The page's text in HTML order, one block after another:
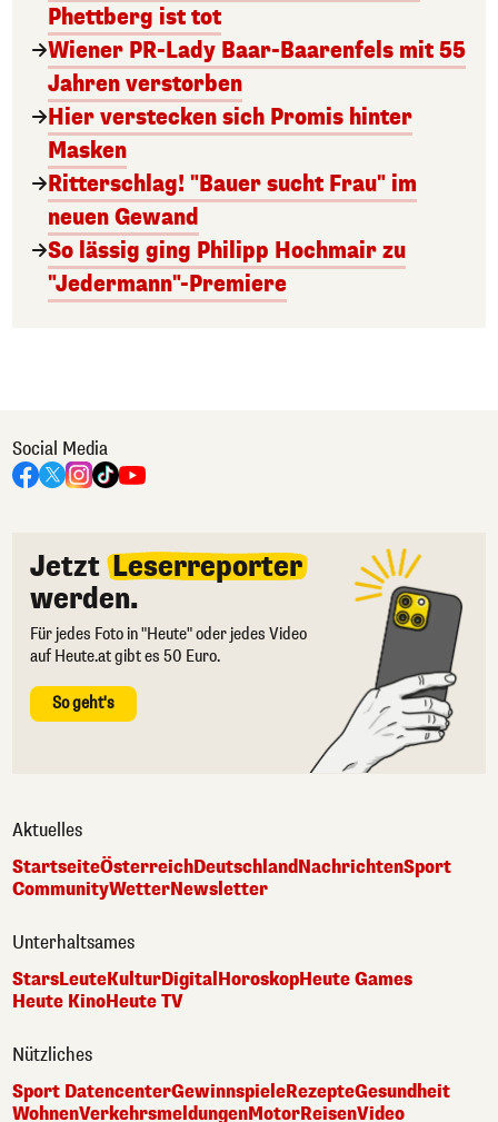
Phettberg ist tot
Wiener PR-Lady Baar-Baarenfels mit 55
Jahren verstorben
Hier verstecken sich Promis hinter
Masken
Ritterschlag! "Bauer sucht Frau" im
neuen Gewand
So lässig ging Philipp Hochmair zu
"Jedermann"-Premiere
Social Media
Jetzt Leserreporter
werden.
Für jedes Foto in "Heute" oder jedes Video
auf Heute.at gibt es 50 Euro.
So geht's
Aktuelles
StartseiteÖsterreichDeutschlandNachrichtenSport
CommunityWetterNewsletter
Unterhaltsames
StarsLeuteKulturDigital HoroskopHeute Games
Heute KinoHeute TV
Nützliches
Sport DatencenterGewinnspieleRezepteGesundheit
WohnenVerkehrsmeldungenMotorReisenVideo